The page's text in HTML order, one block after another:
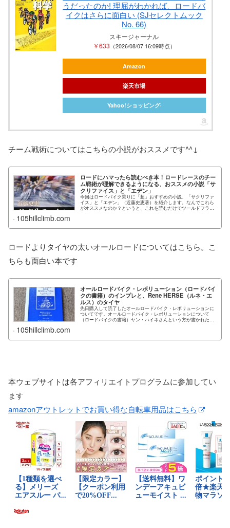
うだったのか! 理屈がわかれば、ロードバ
イクはさらに面白い (SJセレクトムック
No. 66)
スキージャーナル
￥633 （2026/08/07 16:09時点）
Amazon
楽天市場
Yahoo!ショッピング
チーム戦術についてはこちらの小説がおススメです^^↓
ロードにハマったら読むべき本！ロードレースのチー
ム戦術が理解できるようになる、おススメの小説「サ
クリファイス」と「エデン」
今回はロードバイク乗りに「超」おすすめの小説、「サクリファ
イス」と「エデン」（近藤史恵著）を紹介します。なんでこれら
がオススメなのか？というと、これを読むだけでツールドフラン
スやジロ・デ・イタリアなど...
105hillclimb.com
ロードよりタイヤの太いオールロードについてはこちら。こ
ちらも面白い本です
オールロードバイク・レボリューション（ロードバイ
クの書籍）のインプレと、Rene HERSE（ルネ・エ
ルス）のタイヤ
先日購入して読了したオールロードバイク・レボリューションに
ついてです。オールロードバイク・レボリューションについて
（ロードバイクの書籍）ヤン・ハイネさんという方が書かれたオ
ールロードバイク・レボリュー...
105hillclimb.com
本ウェブサイトは各アフィリエイトプログラムに参加してい
ます
amazonアウトレットでお買い得な自転車用品はこちら